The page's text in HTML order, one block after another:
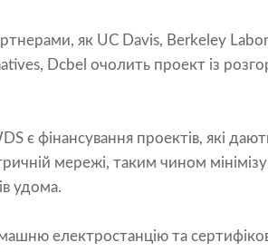
як UC Davis, Berkeley
Dcbel очолить проект із
є фінансування проектів, які
мережі, таким чином
удома.
електростанцію та